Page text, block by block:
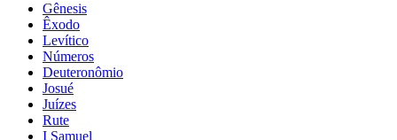
Gênesis
Êxodo
Levítico
Números
Deuteronômio
Josué
Juízes
Rute
I Samuel